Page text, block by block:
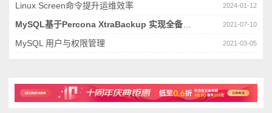
2024-01-12
Linux Screen命令提升运维效率
2021-07-10
MySQL基于Percona XtraBackup 实现全备&增量备份与恢复
2021-03-05
MySQL 用户与权限管理